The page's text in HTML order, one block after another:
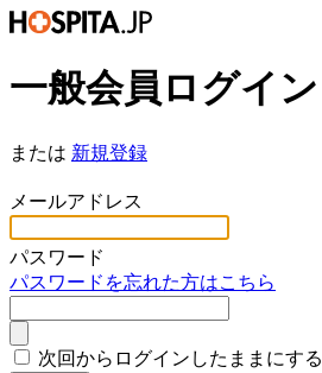
一般会員ログイン
または 新規登録
メールアドレス
パスワード
パスワードを忘れた方はこちら
次回からログインしたままにする